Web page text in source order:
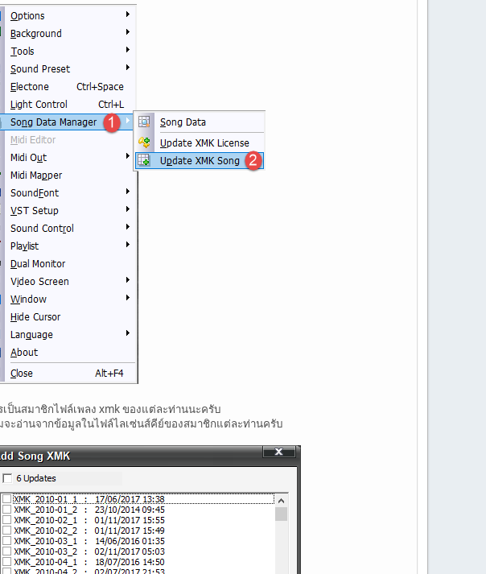
ป็นสมาชิกไฟล์เพลง xmk ของแต่ละท่านนะครับ
จะอ่านจากข้อมูลในไฟล์ไลเซ่นส์คีย์ของสมาชิกแต่ละท่านครับ